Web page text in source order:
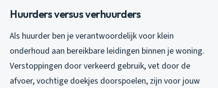
Huurders versus verhuurders
Als huurder ben je verantwoordelijk voor klein
onderhoud aan bereikbare leidingen binnen je woning.
Verstoppingen door verkeerd gebruik, vet door de
afvoer, vochtige doekjes doorspoelen, zijn voor jouw